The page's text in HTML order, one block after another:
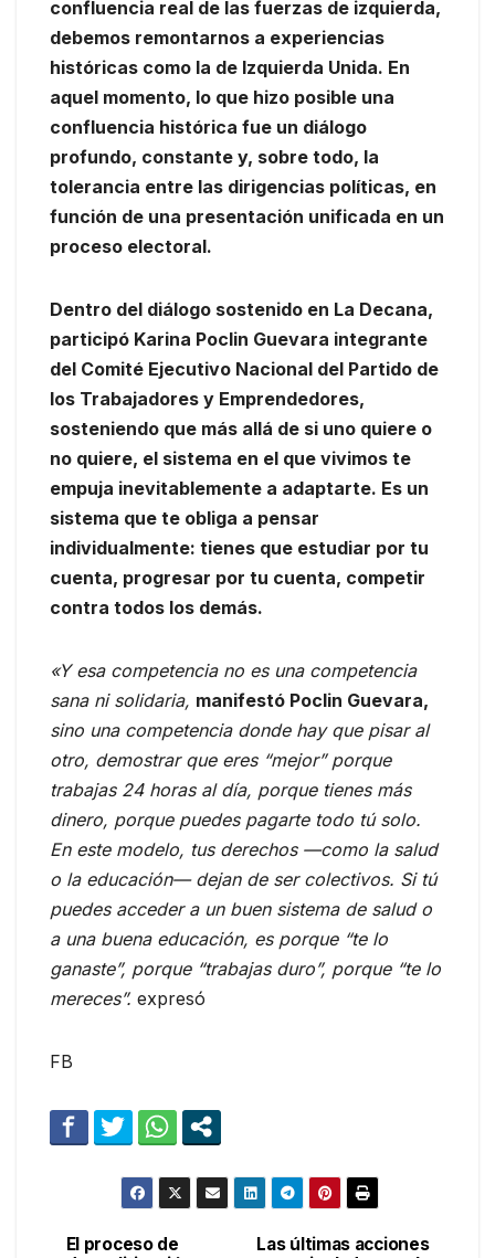
confluencia real de las fuerzas de izquierda,
debemos remontarnos a experiencias
históricas como la de Izquierda Unida. En
aquel momento, lo que hizo posible una
confluencia histórica fue un diálogo
profundo, constante y, sobre todo, la
tolerancia entre las dirigencias políticas, en
función de una presentación unificada en un
proceso electoral.
Dentro del diálogo sostenido en La Decana,
participó Karina Poclin Guevara integrante
del Comité Ejecutivo Nacional del Partido de
los Trabajadores y Emprendedores,
sosteniendo que más allá de si uno quiere o
no quiere, el sistema en el que vivimos te
empuja inevitablemente a adaptarte. Es un
sistema que te obliga a pensar
individualmente: tienes que estudiar por tu
cuenta, progresar por tu cuenta, competir
contra todos los demás.
«Y esa competencia no es una competencia
sana ni solidaria, manifestó Poclin Guevara,
sino una competencia donde hay que pisar al
otro, demostrar que eres “mejor” porque
trabajas 24 horas al día, porque tienes más
dinero, porque puedes pagarte todo tú solo.
En este modelo, tus derechos —como la salud
o la educación— dejan de ser colectivos. Si tú
puedes acceder a un buen sistema de salud o
a una buena educación, es porque “te lo
ganaste”, porque “trabajas duro”, porque “te lo
mereces”. expresó
FB
Las últimas acciones
El proceso de